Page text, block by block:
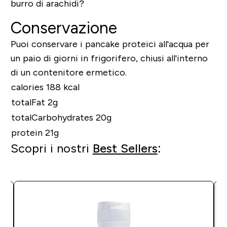
burro di arachidi?
Conservazione
Puoi conservare i pancake proteici all'acqua per
un paio di giorni in frigorifero, chiusi all'interno
di un contenitore ermetico.
calories 188 kcal
totalFat 2g
totalCarbohydrates 20g
protein 21g
Scopri i nostri Best Sellers: